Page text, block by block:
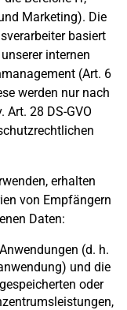
Marketing). Die
basiert
internen
(Art. 6
werden nur nach
Art. 28 DS-GVO
erhalten
von Empfängern
Daten:
(d. h.
und die
oder